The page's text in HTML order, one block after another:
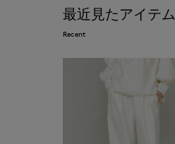
最近見たアイテム
Recent